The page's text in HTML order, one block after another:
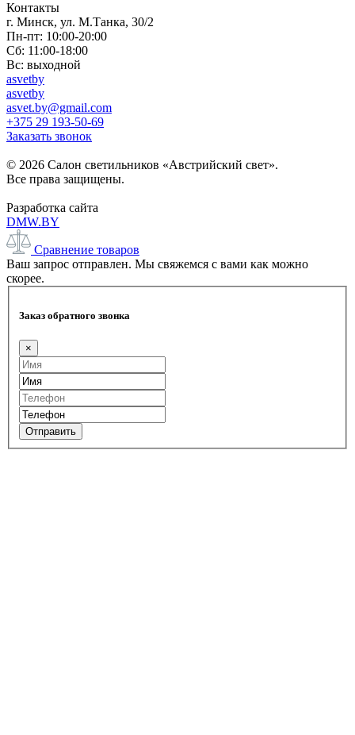
Контакты
г. Минск, ул. М.Танка, 30/2
Пн-пт: 10:00-20:00
Сб: 11:00-18:00
Вс: выходной
asvetby
asvetby
asvet.by@gmail.com
+375 29 193-50-69
Заказать звонок
© 2026 Салон светильников «Австрийский свет».
Все права защищены.
Разработка сайта
DMW.BY
Сравнение товаров
Ваш запрос отправлен. Мы свяжемся с вами как можно
скорее.
Заказ обратного звонка
×
Отправить